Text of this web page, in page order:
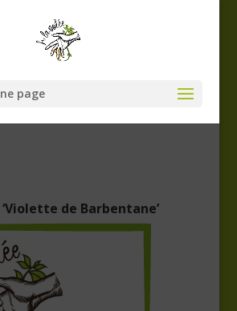
page
de Barbentane’